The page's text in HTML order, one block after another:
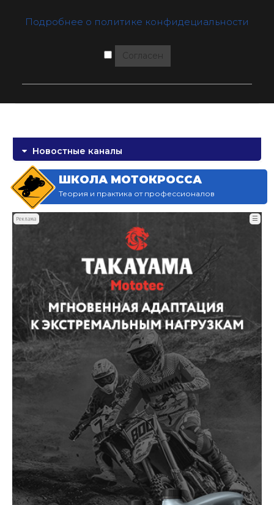
Подробнее о политике конфидециальности
Согласен
Новостные каналы
ШКОЛА МОТОКРОССА
Теория и практика от профессионалов
Реклама ☰